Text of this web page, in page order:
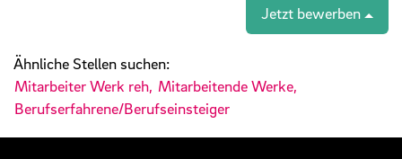
Jetzt bewerben
Ähnliche Stellen suchen:
Mitarbeiter Werk reh, Mitarbeitende Werke,
Berufserfahrene/Berufseinsteiger